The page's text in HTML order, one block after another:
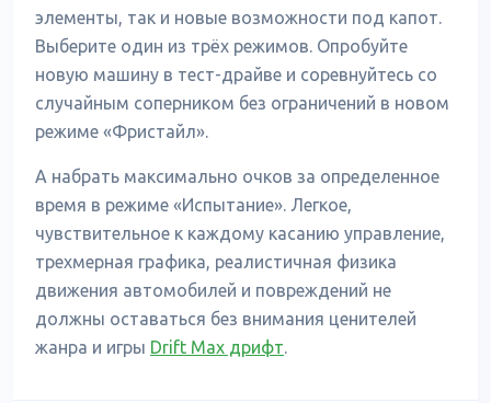
элементы, так и новые возможности под капот.
Выберите один из трёх режимов. Опробуйте
новую машину в тест-драйве и соревнуйтесь со
случайным соперником без ограничений в новом
режиме «Фристайл».
А набрать максимально очков за определенное
время в режиме «Испытание». Легкое,
чувствительное к каждому касанию управление,
трехмерная графика, реалистичная физика
движения автомобилей и повреждений не
должны оставаться без внимания ценителей
жанра и игры Drift Max дрифт.